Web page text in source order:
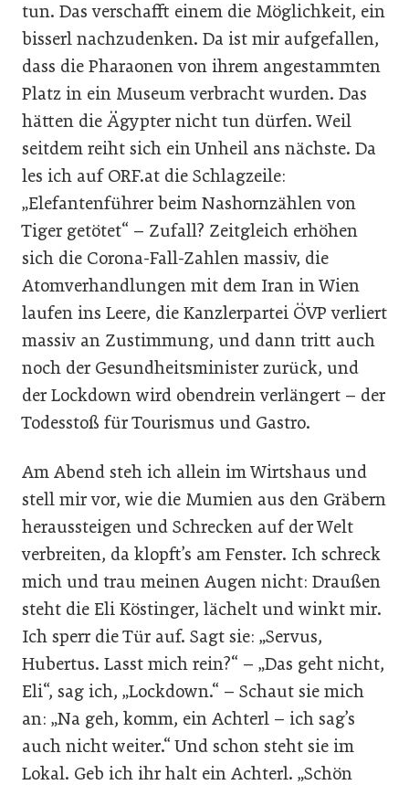
tun. Das verschafft einem die Möglichkeit, ein
bisserl nachzudenken. Da ist mir aufgefallen,
dass die Pharaonen von ihrem angestammten
Platz in ein Museum verbracht wurden. Das
hätten die Ägypter nicht tun dürfen. Weil
seitdem reiht sich ein Unheil ans nächste. Da
les ich auf ORF.at die Schlagzeile:
„Elefantenführer beim Nashornzählen von
Tiger getötet“ – Zufall? Zeitgleich erhöhen
sich die Corona-Fall-Zahlen massiv, die
Atomverhandlungen mit dem Iran in Wien
laufen ins Leere, die Kanzlerpartei ÖVP verliert
massiv an Zustimmung, und dann tritt auch
noch der Gesundheitsminister zurück, und
der Lockdown wird obendrein verlängert – der
Todesstoß für Tourismus und Gastro.
Am Abend steh ich allein im Wirtshaus und
stell mir vor, wie die Mumien aus den Gräbern
heraussteigen und Schrecken auf der Welt
verbreiten, da klopft’s am Fenster. Ich schreck
mich und trau meinen Augen nicht: Draußen
steht die Eli Köstinger, lächelt und winkt mir.
Ich sperr die Tür auf. Sagt sie: „Servus,
Hubertus. Lasst mich rein?“ – „Das geht nicht,
Eli“, sag ich, „Lockdown.“ – Schaut sie mich
an: „Na geh, komm, ein Achterl – ich sag’s
auch nicht weiter.“ Und schon steht sie im
Lokal. Geb ich ihr halt ein Achterl. „Schön